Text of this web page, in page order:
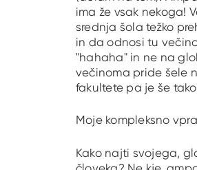
ima že vsak nekoga!
srednja šola težko
in da odnosi tu
"hahaha" in ne na
večinoma pride šele
fakultete pa je še
Moje kompleksno
Kako najti svojega,